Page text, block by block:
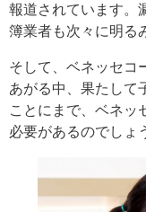
報道されています。
簿業者も次々に明る
そして、ベネッセコ
あがる中、果たして
ことにまで、ベネッ
必要があるのでしょ